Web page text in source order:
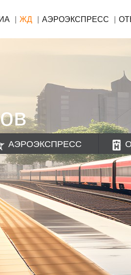
ЖД АЭРОЭКСПРЕСС
АЭРОЭКСПРЕСС